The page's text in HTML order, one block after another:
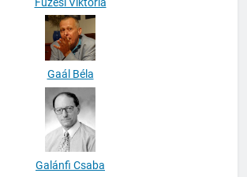
Gaál Béla
Galánfi Csaba